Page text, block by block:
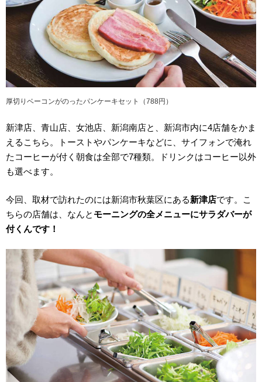
厚切りベーコンがのったパンケーキセット（788円）
新津店、青山店、女池店、新潟南店と、新潟市内に4店舗をかま
えるこちら。トーストやパンケーキなどに、サイフォンで淹れ
たコーヒーが付く朝食は全部で7種類。ドリンクはコーヒー以外
も選べます。
今回、取材で訪れたのには新潟市秋葉区にある新津店です。こ
ちらの店舗は、なんと モーニングの全メニューにサラダバーが
付くんです！